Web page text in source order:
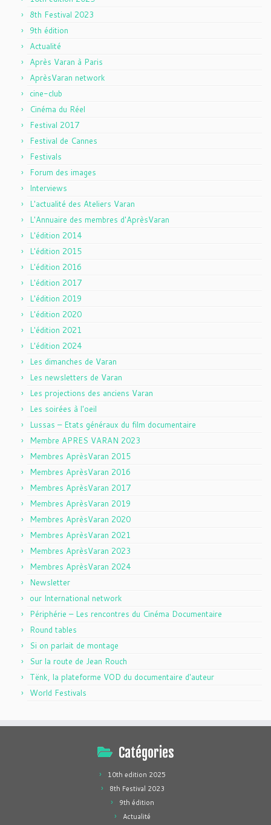
8th Festival 2023
9th édition
Actualité
Après Varan à Paris
AprèsVaran network
cine-club
Cinéma du Réel
Festival 2017
Festival de Cannes
Festivals
Forum des images
Interviews
L'actualité des Ateliers Varan
L'Annuaire des membres d'AprèsVaran
L'édition 2014
L'édition 2015
L'édition 2016
L'édition 2017
L'édition 2019
L'édition 2020
L'édition 2021
L'édition 2024
Les dimanches de Varan
Les newsletters de Varan
Les projections des anciens Varan
Les soirées à l'oeil
Lussas – Etats généraux du film documentaire
Membre APRES VARAN 2023
Membres AprèsVaran 2015
Membres AprèsVaran 2016
Membres AprèsVaran 2017
Membres AprèsVaran 2019
Membres AprèsVaran 2020
Membres AprèsVaran 2021
Membres AprèsVaran 2023
Membres AprèsVaran 2024
Newsletter
our International network
Périphérie – Les rencontres du Cinéma Documentaire
Round tables
Si on parlait de montage
Sur la route de Jean Rouch
Tënk, la plateforme VOD du documentaire d'auteur
World Festivals
Catégories
10th edition 2025
8th Festival 2023
9th édition
Actualité